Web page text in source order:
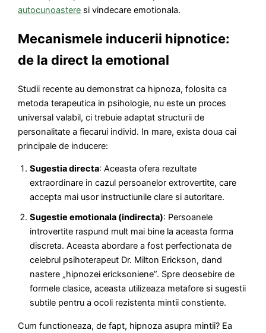
autocunoastere si vindecare emotionala.
Mecanismele inducerii hipnotice:
de la direct la emotional
Studii recente au demonstrat ca hipnoza, folosita ca
metoda terapeutica in psihologie, nu este un proces
universal valabil, ci trebuie adaptat structurii de
personalitate a fiecarui individ. In mare, exista doua cai
principale de inducere:
Sugestia directa: Aceasta ofera rezultate
extraordinare in cazul persoanelor extrovertite, care
accepta mai usor instructiunile clare si autoritare.
Sugestie emotionala (indirecta): Persoanele
introvertite raspund mult mai bine la aceasta forma
discreta. Aceasta abordare a fost perfectionata de
celebrul psihoterapeut Dr. Milton Erickson, dand
nastere „hipnozei ericksoniene”. Spre deosebire de
formele clasice, aceasta utilizeaza metafore si sugestii
subtile pentru a ocoli rezistenta mintii constiente.
Cum functioneaza, de fapt, hipnoza asupra mintii? Ea